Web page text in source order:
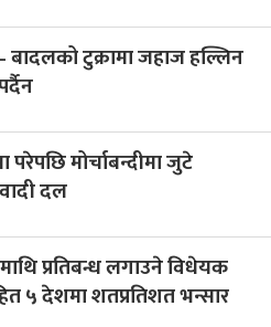
बादलको टुक्रामा जहाज हल्लिन
मोर्चाबन्दीमा जुटे
दल
प्रतिबन्ध लगाउने विधेयक
५ देशमा शतप्रतिशत भन्सार